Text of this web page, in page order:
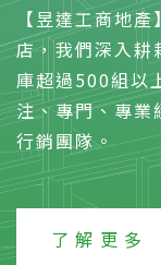
【昱達工商地
店，我們深入耕
庫超過500組以
注、專門、專業
行銷團隊。
了解更多